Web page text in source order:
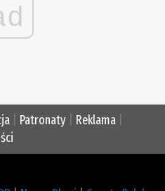
Patronaty Reklama